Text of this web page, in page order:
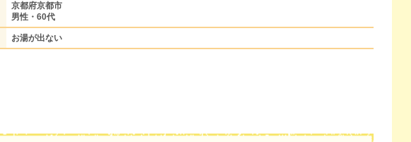
京都府京都市
男性・60代
お湯が出ない